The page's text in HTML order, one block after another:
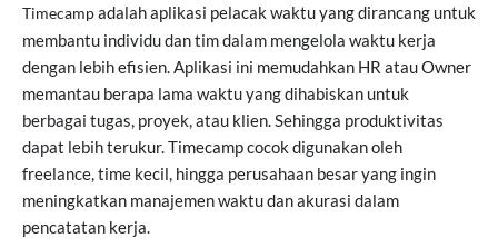
Timecampadalah aplikasi pelacak waktu yang dirancang untuk
membantu individu dan tim dalam mengelola waktu kerja
dengan lebih efisien. Aplikasi ini memudahkan HR atau Owner
memantau berapa lama waktu yang dihabiskan untuk
berbagai tugas, proyek, atau klien. Sehingga produktivitas
dapat lebih terukur. Timecamp cocok digunakan oleh
freelance, time kecil, hingga perusahaan besar yang ingin
meningkatkan manajemen waktu dan akurasi dalam
pencatatan kerja.